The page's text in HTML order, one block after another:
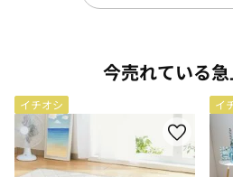
今売れている
イチオシ イ